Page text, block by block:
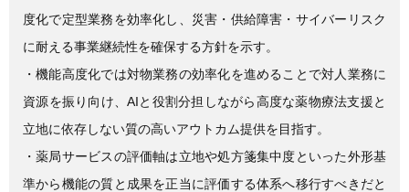
度化で定型業務を効率化し、災害・供給障害・サイバーリスク
に耐える事業継続性を確保する方針を示す。
・機能高度化では対物業務の効率化を進めることで対人業務に
資源を振り向け、AIと役割分担しながら高度な薬物療法支援と
立地に依存しない質の高いアウトカム提供を目指す。
・薬局サービスの評価軸は立地や処方箋集中度といった外形基
準から機能の質と成果を正当に評価する体系へ移行すべきだと